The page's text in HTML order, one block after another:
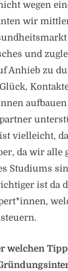
wegen
wir
und
Anhieb zu
vielleicht,
da wir alle
Studiums
ist da
welchen